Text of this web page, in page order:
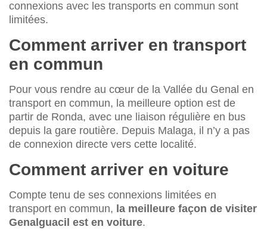
connexions avec les transports en commun sont
limitées.
Comment arriver en transport
en commun
Pour vous rendre au cœur de la Vallée du Genal en
transport en commun, la meilleure option est de
partir de Ronda, avec une liaison régulière en bus
depuis la gare routière. Depuis Malaga, il n’y a pas
de connexion directe vers cette localité.
Comment arriver en voiture
Compte tenu de ses connexions limitées en
transport en commun, la meilleure façon de visiter
Genalguacil est en voiture.